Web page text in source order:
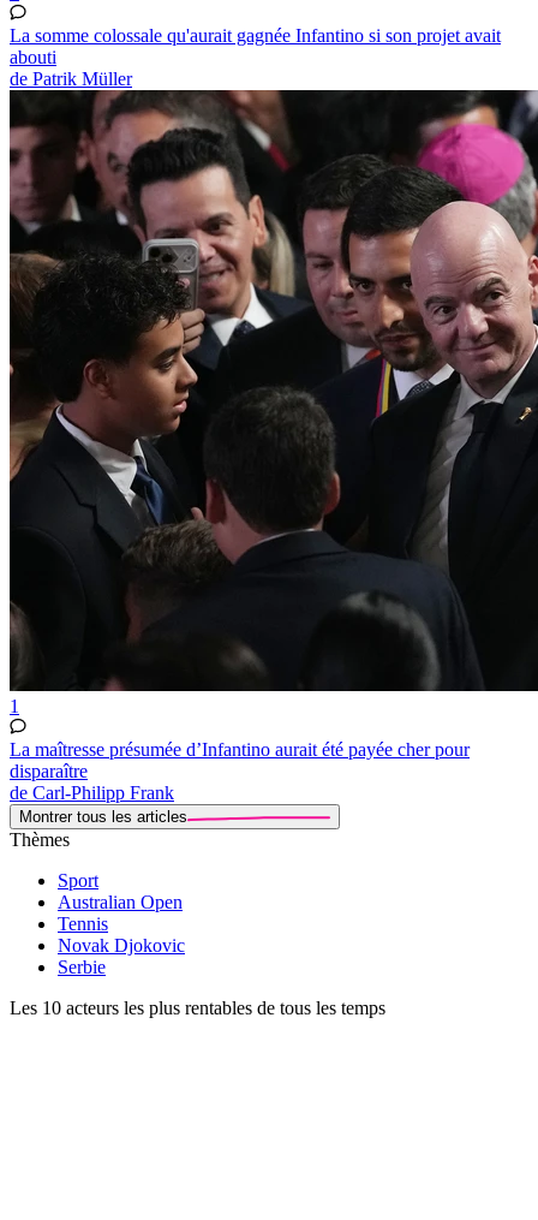
La somme colossale qu'aurait gagnée Infantino si son projet avait
abouti
de Patrik Müller
1
La maîtresse présumée d’Infantino aurait été payée cher pour
disparaître
de Carl-Philipp Frank
Montrer tous les articles
Thèmes
Sport
Australian Open
Tennis
Novak Djokovic
Serbie
Les 10 acteurs les plus rentables de tous les temps